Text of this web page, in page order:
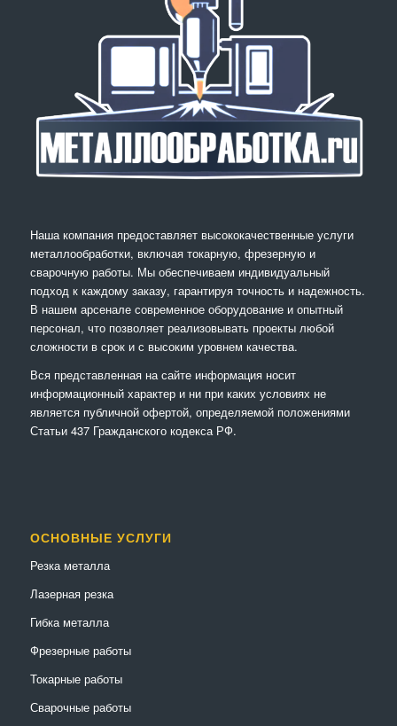
Наша компания предоставляет высококачественные услуги
металлообработки, включая токарную, фрезерную и
сварочную работы. Мы обеспечиваем индивидуальный
подход к каждому заказу, гарантируя точность и надежность.
В нашем арсенале современное оборудование и опытный
персонал, что позволяет реализовывать проекты любой
сложности в срок и с высоким уровнем качества.
Вся представленная на сайте информация носит
информационный характер и ни при каких условиях не
является публичной офертой, определяемой положениями
Статьи 437 Гражданского кодекса РФ.
ОСНОВНЫЕ УСЛУГИ
Резка металла
Лазерная резка
Гибка металла
Фрезерные работы
Токарные работы
Сварочные работы